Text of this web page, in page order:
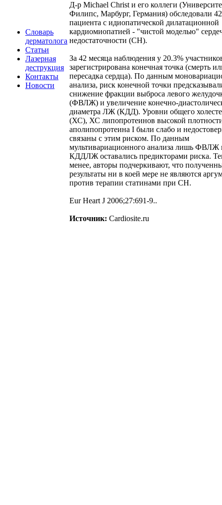
Словарь
дерматолога
Статьи
Лазерная
деструкция
Контакты
Новости
Д-р Michael Christ и его коллеги
Филипс, Марбург, Германия) обследовали
пациента с идиопатической дилатационной
кардиомиопатией - "чистой моделью"
недостаточности (СН).
За 42 месяца наблюдения у 20.3%
зарегистрирована конечная точка (смерть
пересадка сердца). По данным
анализа, риск конечной точки
снижение фракции выброса левого
(ФВЛЖ) и увеличение конечно-
диаметра ЛЖ (КДД). Уровни общего
(ХС), ХС липопротеинов высокой
аполипопротеина I были слабо и
связаны с этим риском. По данным
мультивариационного анализа лишь ФВЛЖ
КДДЛЖ оставались предикторами риска.
менее, авторы подчеркивают, что
результаты ни в коей мере не являются
против терапии статинами при СН.
Eur Heart J 2006;27:691-9..
Источник: Cardiosite.ru